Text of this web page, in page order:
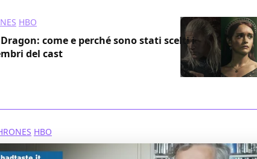
HBO
come e perché sono stati scelti i
del cast
HBO